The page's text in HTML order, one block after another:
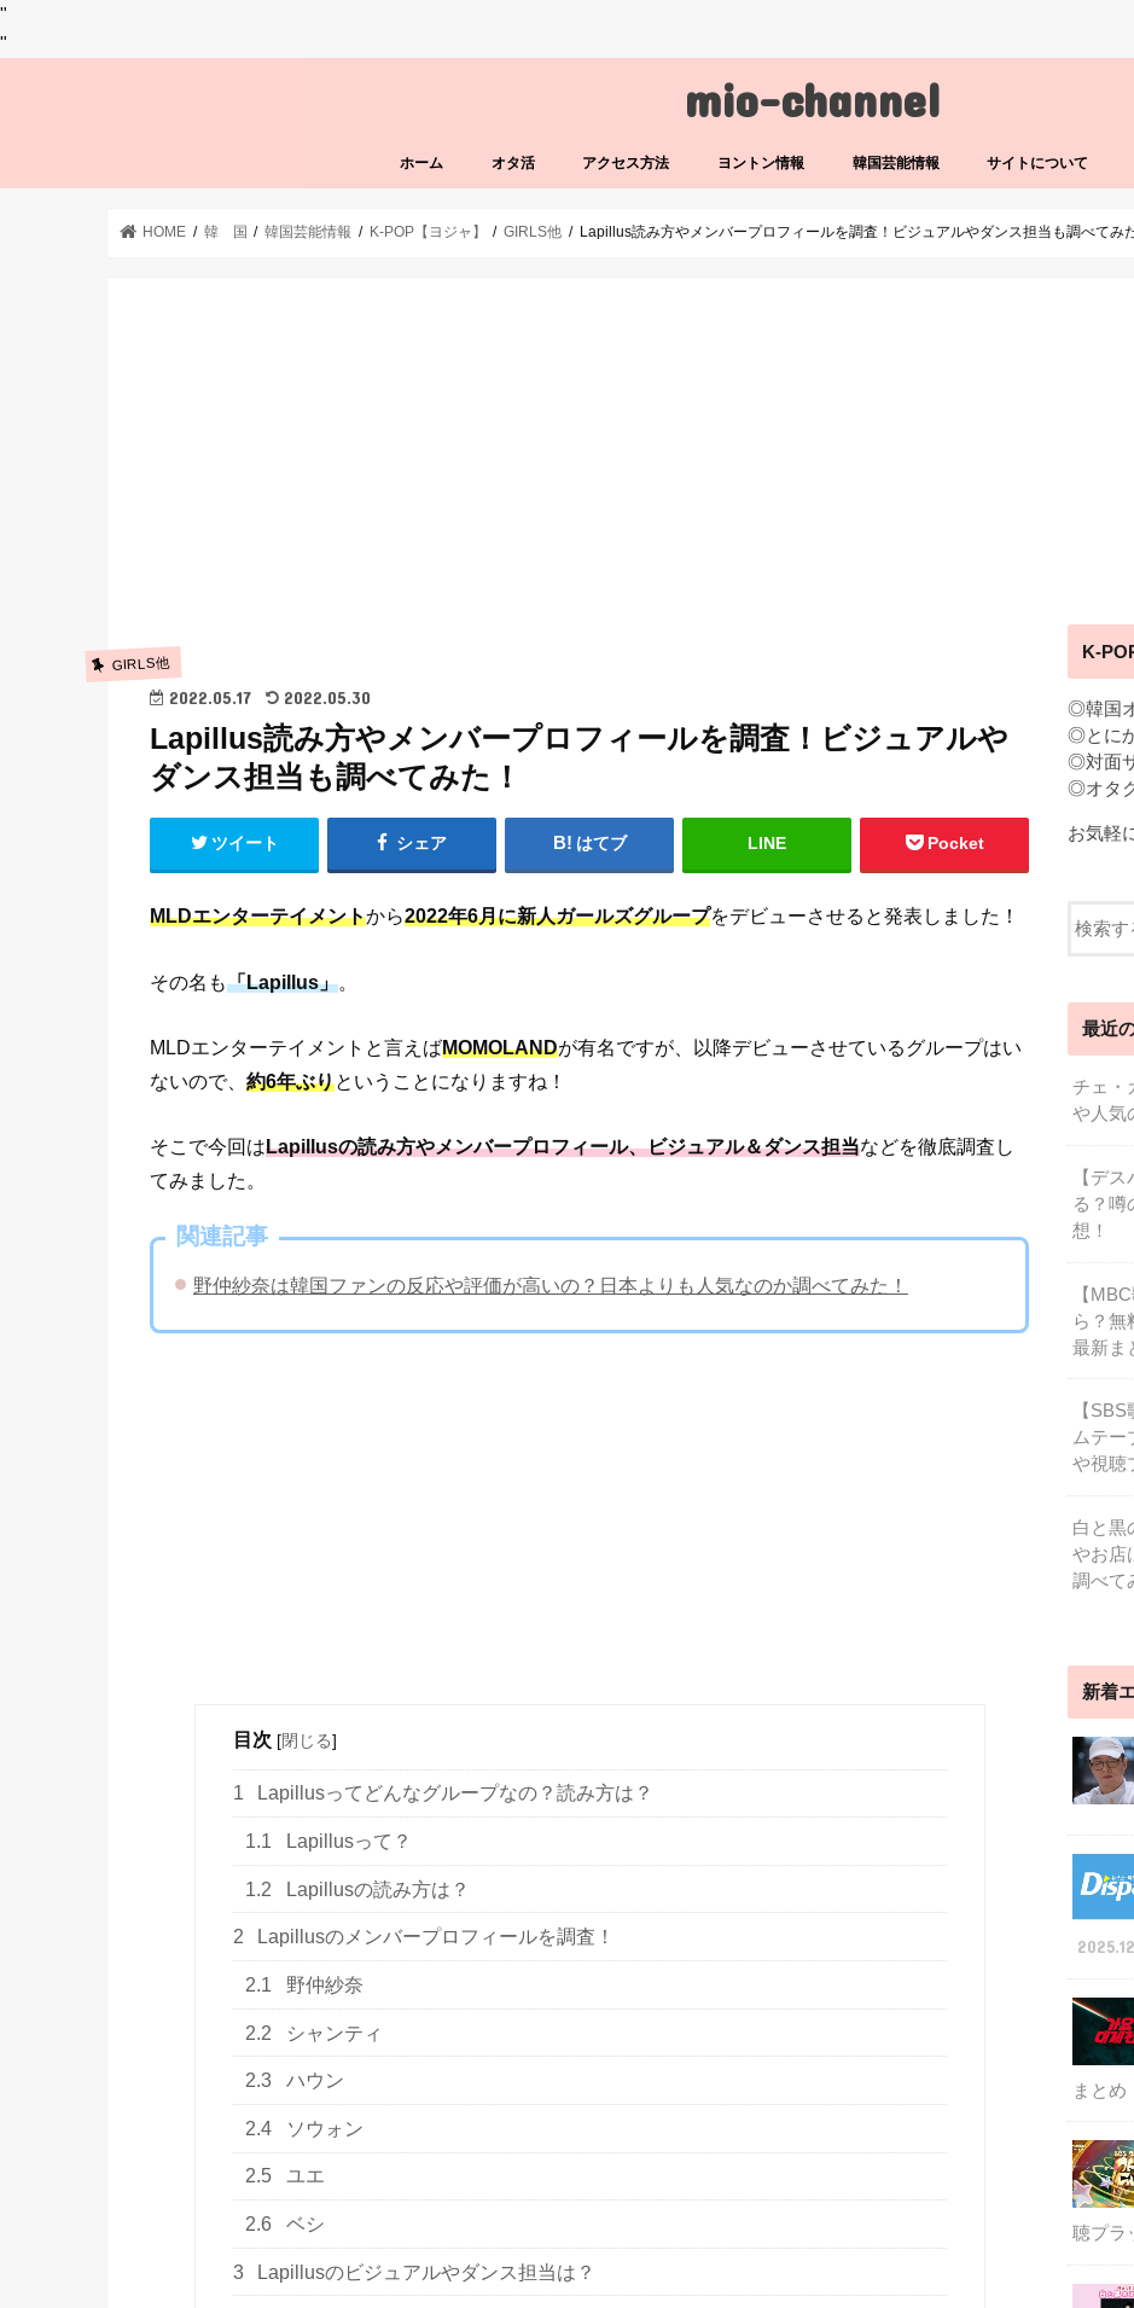
"
"
mio-channel
ホーム オタ活 アクセス方法 ヨントン情報 韓国芸能情報 サイトについて
HOME 韓 国 韓国芸能情報 K-POP【ヨジャ】 GIRLS他 Lapillus読み方やメンバープロフィールを調査！ビジュアルやダンス担当も調べてみ
GIRLS他
2022.05.17 2022.05.30
Lapillus読み方やメンバープロフィールを調査！ビジュアルや
ダンス担当も調べてみた！
ツイート シェア はてブ LINE Pocket
MLDエンターテイメントから2022年6月に新人ガールズグループをデビューさせると発表しました！
その名も「Lapillus」。
MLDエンターテイメントと言えばMOMOLANDが有名ですが、以降デビューさせているグループはい
ないので、 約6年ぶりということになりますね！
そこで今回はLapillusの読み方やメンバープロフィール、ビジュアル＆ダンス担当などを徹底調査し
てみました。
関連記事
野仲紗奈は韓国ファンの反応や評価が高いの？日本よりも人気なのか調べてみた！
目次 [閉じる]
1 Lapillusってどんなグループなの？読み方は？
1.1 Lapillusって？
1.2 Lapillusの読み方は？
2 Lapillusのメンバープロフィールを調査！
2.1 野仲紗奈
2.2 シャンティ
2.3 ハウン
2.4 ソウォン
2.5 ユエ
2.6 ベシ
3 Lapillusのビジュアルやダンス担当は？
K-
◎韓国
◎とに
◎対面
◎オタ
お気軽
最近
チェ・
や人気
【デ
る？噂
想！
【
ら？無
最新ま
【
ムテー
や視聴
白と黒
やお店
調べて
新着
まとめ
聴プラ